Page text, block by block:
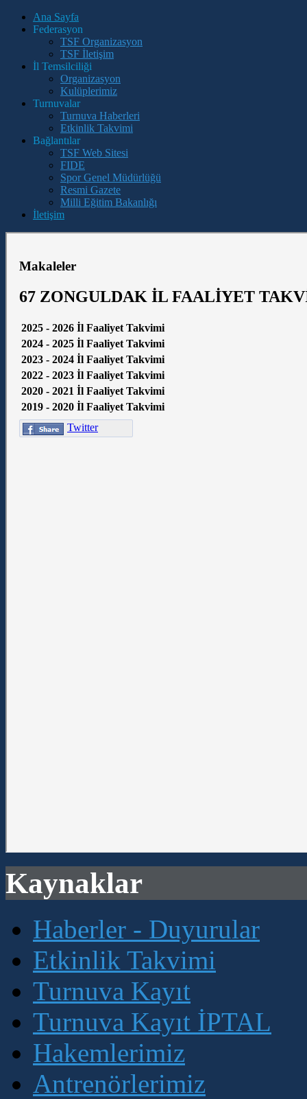
Ana Sayfa
Federasyon
TSF Organizasyon
TSF İletişim
İl Temsilciliği
Organizasyon
Kulüplerimiz
Turnuvalar
Turnuva Haberleri
Etkinlik Takvimi
Bağlantılar
TSF Web Sitesi
FIDE
Spor Genel Müdürlüğü
Resmi Gazete
Milli Eğitim Bakanlığı
İletişim
Kaynaklar
Haberler - Duyurular
Etkinlik Takvimi
Turnuva Kayıt
Turnuva Kayıt İPTAL
Hakemlerimiz
Antrenörlerimiz